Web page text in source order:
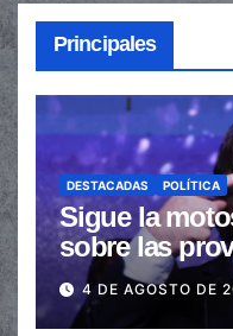
Principales
DESTACADAS POLÍTICA
Sigue la
sobre las
de las
automáticas
4 DE AGOSTO DE